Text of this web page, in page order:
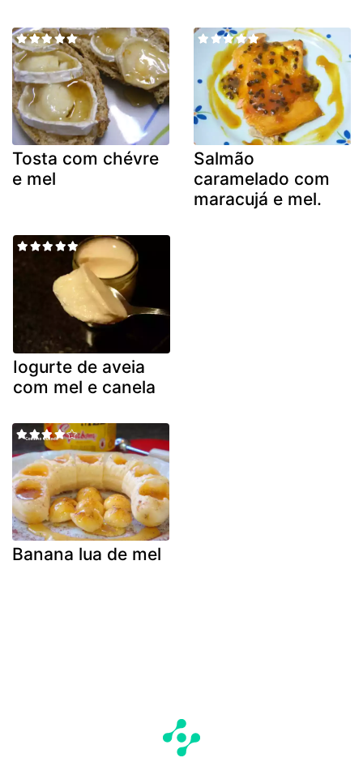
Tosta com chévre
e mel
Salmão
caramelado com
maracujá e mel.
Iogurte de aveia
com mel e canela
Banana lua de mel